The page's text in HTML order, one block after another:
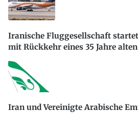
Iranische Fluggesellschaft
mit Rückkehr eines 35 Jahre
Iran und Vereinigte Arabische